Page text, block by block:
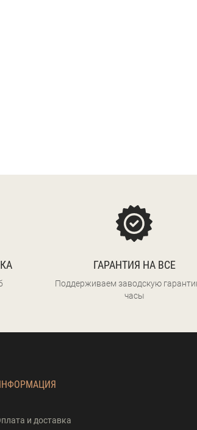
ГАРАНТИЯ НА ВСЕ
Поддерживаем заводскую
часы
и доставка